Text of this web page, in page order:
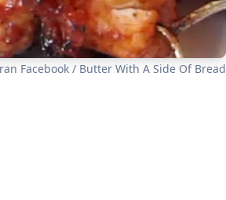
Facebook / Butter With A Side Of Bread